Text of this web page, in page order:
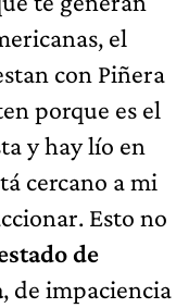
el
con Piñera
porque es el
y hay lío en
cercano a mi
Esto no
de
, de impaciencia